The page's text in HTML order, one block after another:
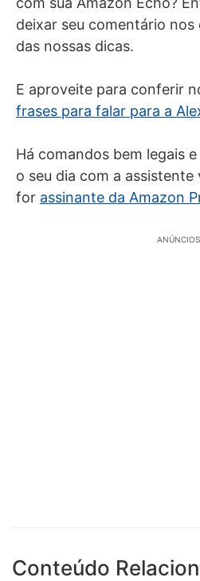
deixar seu comentário
das nossas dicas.
E aproveite para conferir
frases para falar para a
Há comandos bem legais
o seu dia com a
for assinante da Amazon
ANÚNCIOS
Conteúdo